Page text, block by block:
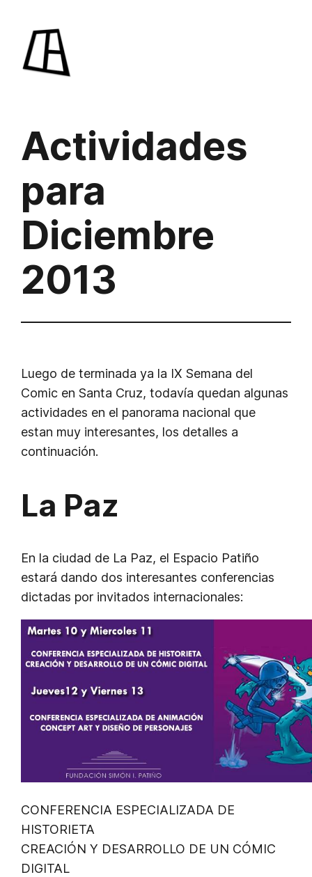
contenido
Actividades
para
Diciembre
2013
Luego de terminada ya la IX Semana del
Comic en Santa Cruz, todavía quedan algunas
actividades en el panorama nacional que
estan muy interesantes, los detalles a
continuación.
La Paz
En la ciudad de La Paz, el Espacio Patiño
estará dando dos interesantes conferencias
dictadas por invitados internacionales:
CONFERENCIA ESPECIALIZADA DE
HISTORIETA
CREACIÓN Y DESARROLLO DE UN CÓMIC
DIGITAL